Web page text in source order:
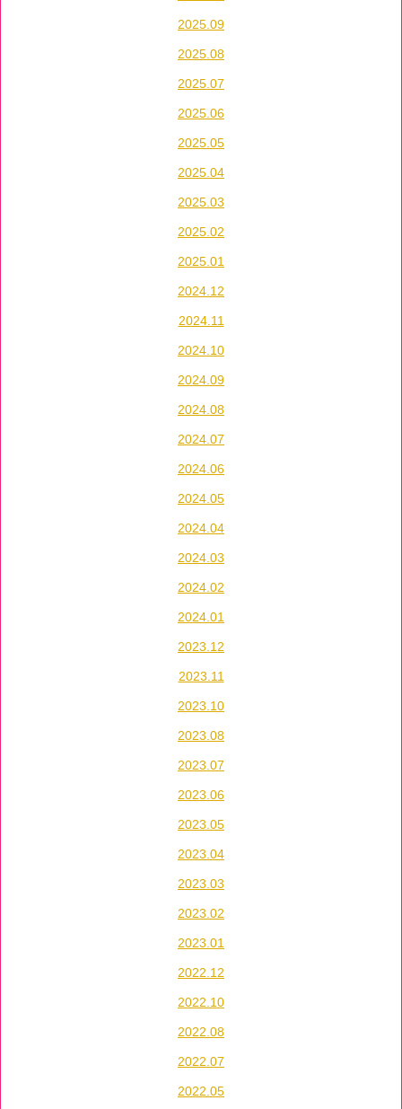
2025.09
2025.08
2025.07
2025.06
2025.05
2025.04
2025.03
2025.02
2025.01
2024.12
2024.11
2024.10
2024.09
2024.08
2024.07
2024.06
2024.05
2024.04
2024.03
2024.02
2024.01
2023.12
2023.11
2023.10
2023.08
2023.07
2023.06
2023.05
2023.04
2023.03
2023.02
2023.01
2022.12
2022.10
2022.08
2022.07
2022.05